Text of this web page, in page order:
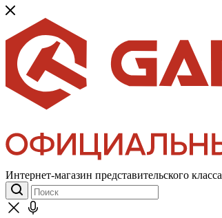
Интернет-магазин представительского класса